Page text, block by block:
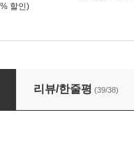
할인)
리뷰/한줄평 (39/38)